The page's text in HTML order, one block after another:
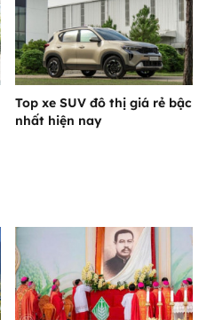
Top xe SUV đô thị giá rẻ bậc
nhất hiện nay